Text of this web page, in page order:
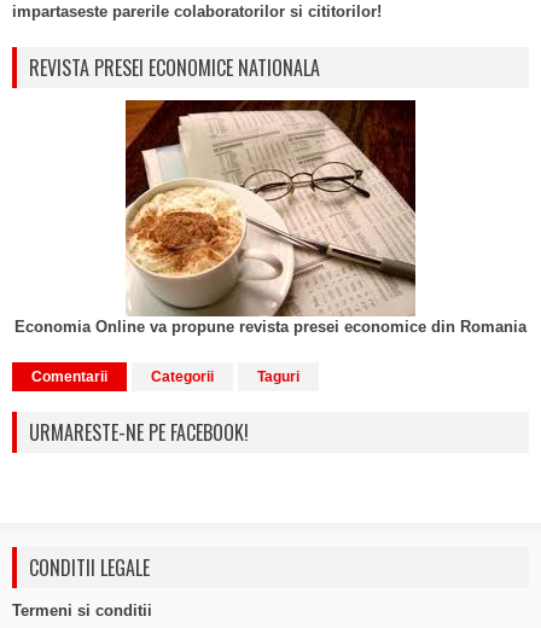
impartaseste parerile colaboratorilor si cititorilor!
REVISTA PRESEI ECONOMICE NATIONALA
Economia Online va propune revista presei economice din Romania
Comentarii Categorii Taguri
URMARESTE-NE PE FACEBOOK!
CONDITII LEGALE
Termeni si conditii